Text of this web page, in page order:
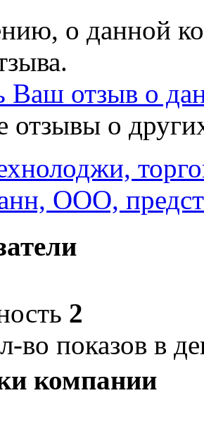
о данной
Ваш отзыв о
отзывы о
ООО,
2
во показов в
компании